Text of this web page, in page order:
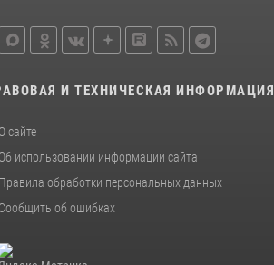
И ТЕХНИЧЕСКАЯ ИНФОРМАЦИЯ
О сайте
Об использовании информации сайта
Правила обработки персональных данных
Сообщить об ошибках